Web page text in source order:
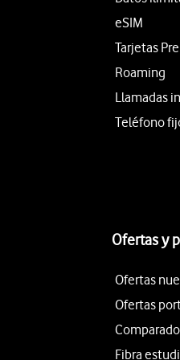
eSIM
Tarjetas
Roaming
Llamadas
Teléfono
Ofertas y
Ofertas
Ofertas
Fibra